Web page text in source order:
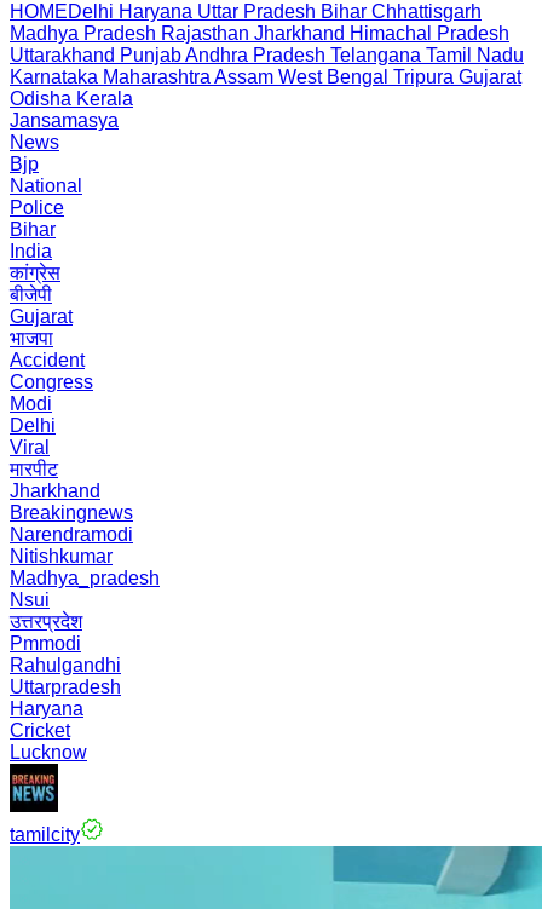
HOMEDelhi Haryana Uttar Pradesh Bihar Chhattisgarh
Madhya Pradesh Rajasthan Jharkhand Himachal Pradesh
Uttarakhand PunjabAndhra Pradesh Telangana Tamil Nadu
Karnataka Maharashtra Assam West Bengal Tripura Gujarat
Odisha Kerala
Jansamasya
News
Bjp
National
Police
Bihar
India
कांग्रेस
बीजेपी
Gujarat
भाजपा
Accident
Congress
Modi
Delhi
Viral
मारपीट
Jharkhand
Breakingnews
Narendramodi
Nitishkumar
Madhya_pradesh
Nsui
उत्तरप्रदेश
Pmmodi
Rahulgandhi
Uttarpradesh
Haryana
Cricket
Lucknow
tamilcity